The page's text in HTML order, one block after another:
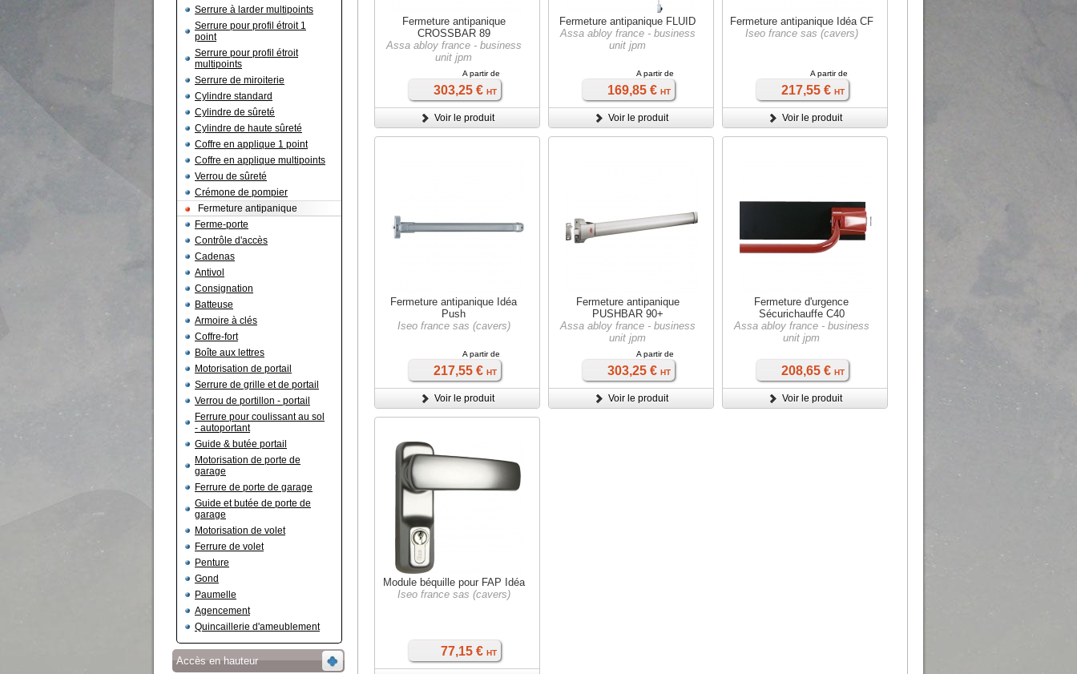
Serrure à larder multipoints
Serrure pour profil étroit 1
point
Serrure pour profil étroit
multipoints
Serrure de miroiterie
Cylindre standard
Cylindre de sûreté
Cylindre de haute sûreté
Coffre en applique 1 point
Coffre en applique multipoints
Verrou de sûreté
Crémone de pompier
Fermeture antipanique
Ferme-porte
Contrôle d'accès
Cadenas
Antivol
Consignation
Batteuse
Armoire à clés
Coffre-fort
Boîte aux lettres
Motorisation de portail
Serrure de grille et de portail
Verrou de portillon - portail
Ferrure pour coulissant au sol
- autoportant
Guide & butée portail
Motorisation de porte de
garage
Ferrure de porte de garage
Guide et butée de porte de
garage
Motorisation de volet
Ferrure de volet
Penture
Gond
Paumelle
Agencement
Quincaillerie d'ameublement
Accès en hauteur
Fermeture antipanique
CROSSBAR 89
Assa abloy france - business
unit jpm
A partir de
303,25 € HT
Voir le produit
Fermeture antipanique FLUID
Assa abloy france - business
unit jpm
A partir de
169,85 € HT
Voir le produit
Fermeture antipanique Idéa CF
Iseo france sas (cavers)
A partir de
217,55 € HT
Voir le produit
Fermeture antipanique Idéa
Push
Iseo france sas (cavers)
A partir de
217,55 € HT
Voir le produit
Fermeture antipanique
PUSHBAR 90+
Assa abloy france - business
unit jpm
A partir de
303,25 € HT
Voir le produit
Fermeture d'urgence
Sécurichauffe C40
Assa abloy france - business
unit jpm
208,65 € HT
Voir le produit
Module béquille pour FAP Idéa
Iseo france sas (cavers)
77,15 € HT